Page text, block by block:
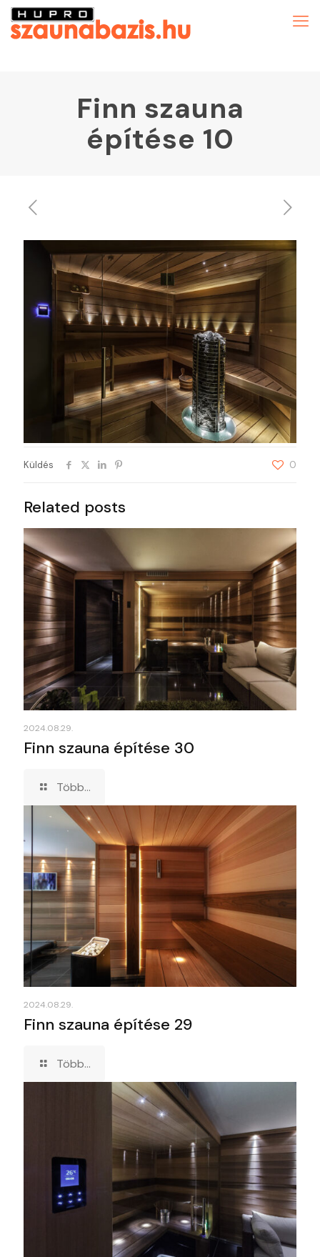
Finn szauna
építése 10
Küldés 0
Related posts
2024.08.29.
Finn szauna építése 30
Több...
2024.08.29.
Finn szauna építése 29
Több...